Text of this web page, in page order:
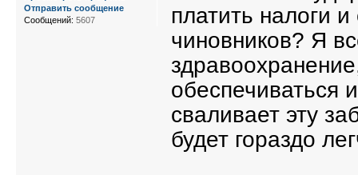
платить налоги
чиновников? Я
обеспечиваться
сваливает эту
будет гораздо
Отправить сообщение
Сообщений: 5607